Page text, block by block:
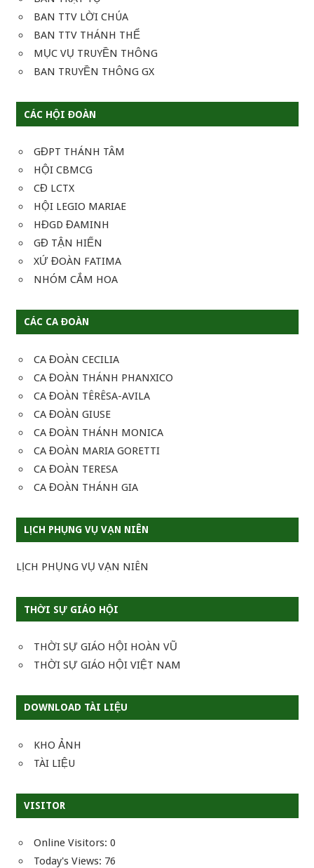
BAN TTV LỜI CHÚA
BAN TTV THÁNH THỂ
MỤC VỤ TRUYỀN THÔNG
BAN TRUYỀN THÔNG GX
CÁC HỘI ĐOÀN
GĐPT THÁNH TÂM
HỘI CBMCG
CĐ LCTX
HỘI LEGIO MARIAE
HĐGD ĐAMINH
GĐ TẬN HIẾN
XỨ ĐOÀN FATIMA
NHÓM CẮM HOA
CÁC CA ĐOÀN
CA ĐOÀN CECILIA
CA ĐOÀN THÁNH PHANXICO
CA ĐOÀN TÊRÊSA-AVILA
CA ĐOÀN GIUSE
CA ĐOÀN THÁNH MONICA
CA ĐOÀN MARIA GORETTI
CA ĐOÀN TERESA
CA ĐOÀN THÁNH GIA
LỊCH PHỤNG VỤ VẠN NIÊN
LỊCH PHỤNG VỤ VẠN NIÊN
THỜI SỰ GIÁO HỘI
THỜI SỰ GIÁO HỘI HOÀN VŨ
THỜI SỰ GIÁO HỘI VIỆT NAM
DOWNLOAD TÀI LIỆU
KHO ẢNH
TÀI LIỆU
VISITOR
Online Visitors: 0
Today's Views: 76